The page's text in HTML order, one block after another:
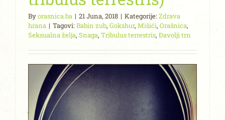
Byorasnica.ba | 21 Juna, 2018 | Kategorije:Zdrava
hrana | Tagovi:Babin zub, Gokshur, Mišići, Orašnica,
Seksualna želja, Snaga, Tribulus terrestris, Đavolji trn